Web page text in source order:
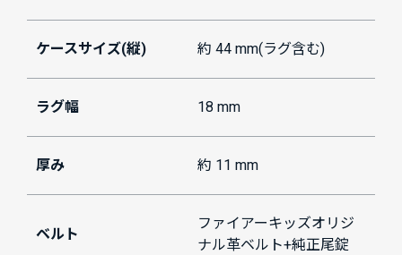
ケースサイズ(縦) 約 44 mm(ラグ含む)
ラグ幅 18 mm
厚み 約 11 mm
ベルト
ファイアーキッズオリジ
ナル革ベルト+純正尾錠